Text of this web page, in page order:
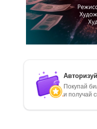
Покупай
и получай